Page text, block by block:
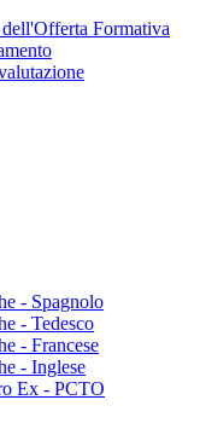
Formativa
- Spagnolo
- Tedesco
- Francese
- Inglese
Ex - PCTO